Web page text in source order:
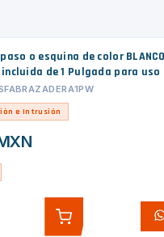
o esquina de color
de 1 Pulgada para uso
e Intrusión
AGREGAR